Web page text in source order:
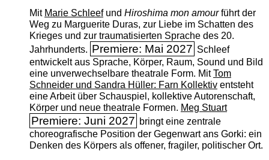
Mit Marie Schleefund Hiroshima mon amourführt der
Weg zu Marguerite Duras, zur Liebe im Schatten des
Krieges und zur traumatisierten Sprache des 20.
Jahrhunderts. Premiere: Mai 2027 Schleef
entwickelt aus Sprache, Körper, Raum, Sound und Bild
eine unverwechselbare theatrale Form. MitTom
Schneider und Sandra Hüller: Farn Kollektiventsteht
eine Arbeit über Schauspiel, kollektive Autorenschaft,
Körper und neue theatrale Formen. Meg Stuart
Premiere: Juni 2027 bringt eine zentrale
choreografische Position der Gegenwart ans Gorki: ein
Denken des Körpers als offener, fragiler, politischer Ort.